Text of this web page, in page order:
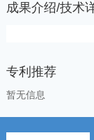
成果介绍/技术
专利推荐
暂无信息